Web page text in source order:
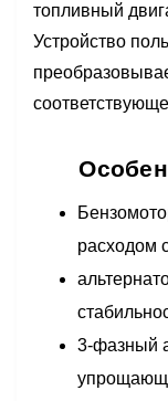
топливный
Устройство
расходом
3-фазный